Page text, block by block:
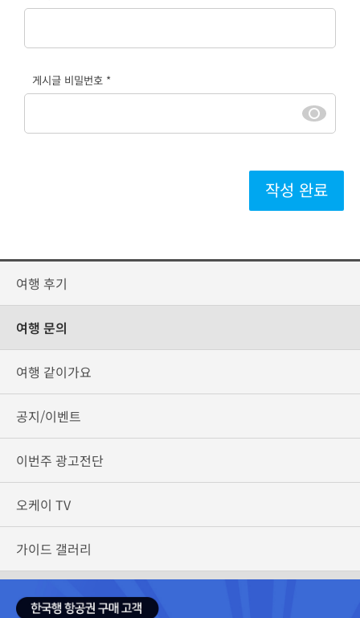
게시글 비밀번호 *
작성 완료
여행 후기
여행 문의
여행 같이가요
공지/이벤트
이번주 광고전단
오케이 TV
가이드 갤러리